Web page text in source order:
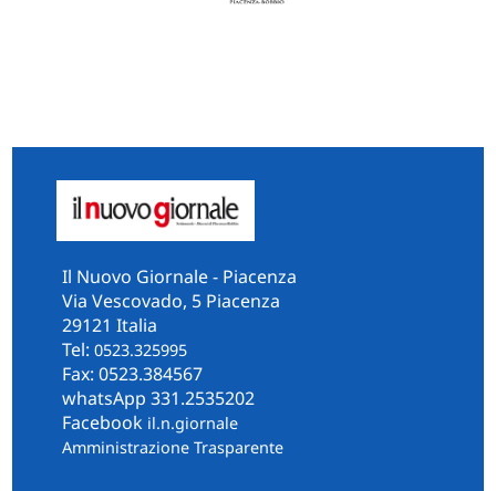
Il Nuovo Giornale - Piacenza
Via Vescovado, 5 Piacenza
29121 Italia
Tel: 0523.325995
Fax: 0523.384567
whatsApp 331.2535202
Facebook il.n.giornale
Amministrazione Trasparente